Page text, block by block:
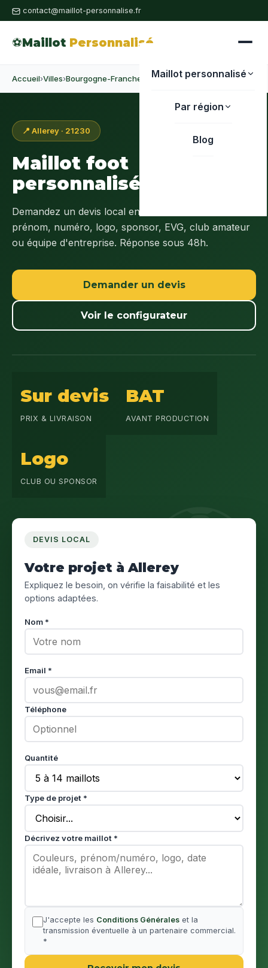
contact@maillot-personnalise.fr
⚽Maillot Personnalisé
Maillot personnalisé
Par région
Blog
Accueil›Villes›Bourgogne-Franche-Comté›Côte-d'Or› Allerey
📍 Allerey · 21230
Maillot foot
personnalisé à
Demandez un devis local en
prénom, numéro, logo, sponsor, EVG, club amateur
ou équipe d'entreprise. Réponse sous 48h.
Demander un devis
Voir le configurateur
Sur devis
PRIX & LIVRAISON
BAT
AVANT PRODUCTION
Logo
CLUB OU SPONSOR
DEVIS LOCAL
Votre projet à Allerey
Expliquez le besoin, on vérifie la faisabilité et les
options adaptées.
Nom *
Email *
Téléphone
Quantité
Type de projet *
Décrivez votre maillot *
J'accepte les Conditions Générales et la
transmission éventuelle à un partenaire commercial.
*